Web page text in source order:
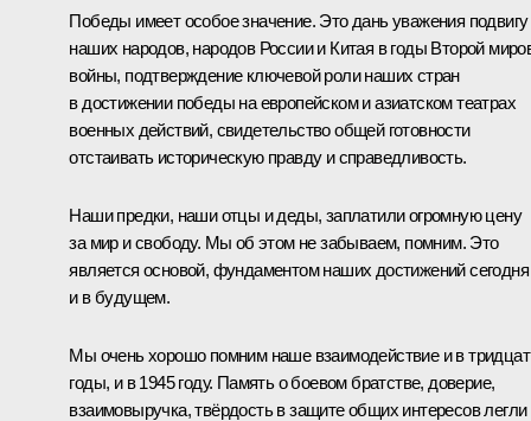
Победы имеет особое значение. Это дань уважения подвигу
наших народов, народов России и Китая в годы Второй
войны, подтверждение ключевой роли наших стран
в достижении победы на европейском и азиатском театрах
военных действий, свидетельство общей готовности
отстаивать историческую правду и справедливость.
Наши предки, наши отцы и деды, заплатили огромную цену
за мир и свободу. Мы об этом не забываем, помним. Это
является основой, фундаментом наших достижений сегодня
и в будущем.
Мы очень хорошо помним наше взаимодействие и в
годы, и в 1945 году. Память о боевом братстве, доверие,
взаимовыручка, твёрдость в защите общих интересов легли